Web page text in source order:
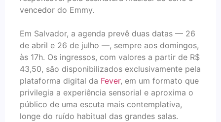
vencedor do Emmy.
Em Salvador, a agenda prevê duas datas — 26
de abril e 26 de julho —, sempre aos domingos,
às 17h. Os ingressos, com valores a partir de R$
43,50, são disponibilizados exclusivamente pela
plataforma digital da Fever, em um formato que
privilegia a experiência sensorial e aproxima o
público de uma escuta mais contemplativa,
longe do ruído habitual das grandes salas.